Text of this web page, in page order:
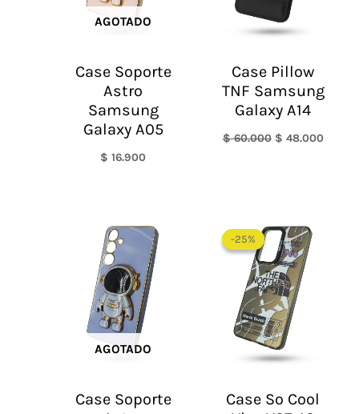
AGOTADO
Case Soporte
Astro
Samsung
Galaxy A05
$ 16.900
Case Pillow
TNF Samsung
Galaxy A14
$60.000 $ 48.000
AGOTADO
Case Soporte
-25%
-25%
Case So Cool
precio
original
era:
$ 60.000.